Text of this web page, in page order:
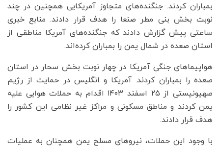
بمباران کردند. جنگنده‌های متجاوز آمریکایی همچنین در چند
نوبت بخش بنی مطر صنعا را هدف قرار دادند. منابع خبری
ساعتی پیش گزارش دادند که جنگنده‌های آمریکا مناطقی از
استان صعده در شمال یمن را بمباران کرده‌اند.
هواپیماهای جنگی آمریکا در چهار نوبت بخش سحار در استان
صعده را بمباران کردند. آمریکا و انگلیس در حمایت از رژیم
صهیونیستی از ۲۵ اسفند ۱۴۰۳ اقدام به حملات هوایی علیه
یمن کردند و مناطق مسکونی و مراکز غیر نظامی این کشور را
هدف قرار دادند.
با وجود این حملات، نیروهای مسلح یمن همچنان به عملیات